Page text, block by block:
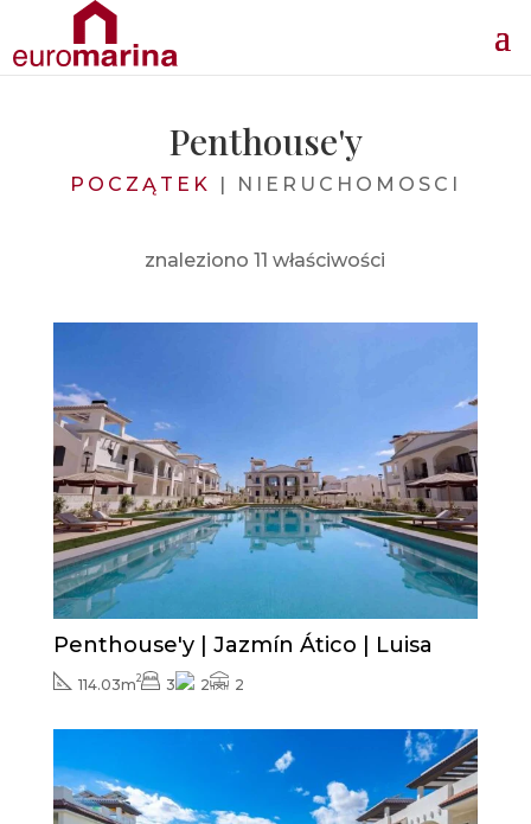
Penthouse'y
POCZĄTEK | NIERUCHOMOSCI
znaleziono 11 właściwości
Cena od
390.000€
Penthouse'y | Jazmín Ático | Luisa
114.03m2 3 2 2